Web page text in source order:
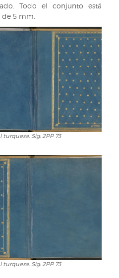
Todo el conjunto está
5 mm.
Sig: 2PP 73
Sig: 2PP 73